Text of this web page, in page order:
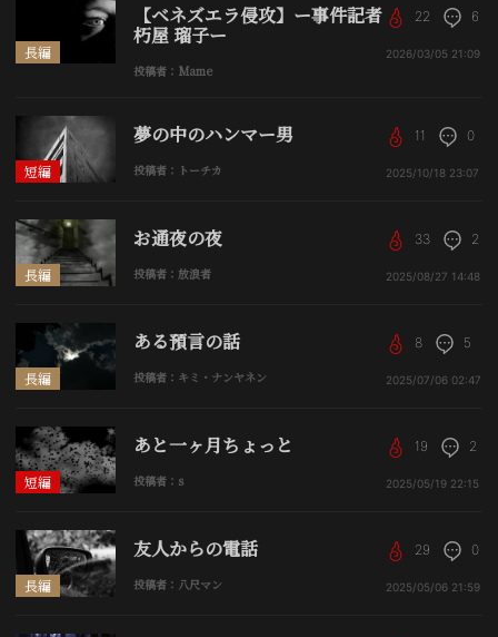
長編
【ベネズエラ侵攻】ー事件記者
朽屋 瑠子ー
投稿者：Mame
22 6
2026/03/05 21:09
短編
夢の中のハンマー男
投稿者：トーチカ
11 0
2025/10/18 23:07
長編
お通夜の夜
投稿者：放浪者
33 2
2025/08/27 14:48
長編
ある預言の話
投稿者：キミ・ナンヤネン
8 5
2025/07/06 02:47
短編
あと一ヶ月ちょっと
投稿者：s
19 2
2025/05/19 22:15
長編
友人からの電話
投稿者：八尺マン
29 0
2025/05/06 21:59